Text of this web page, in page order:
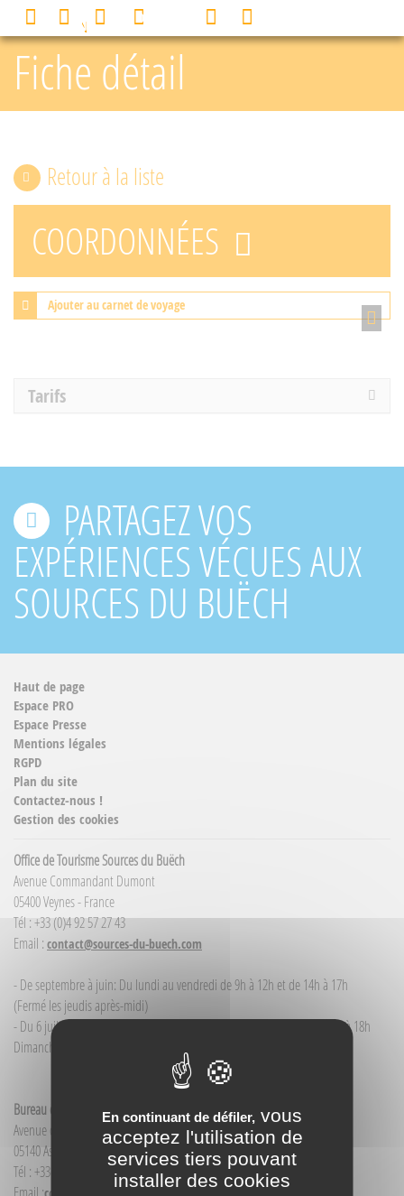
Fiche détail
Retour à la liste
COORDONNÉES
Ajouter au carnet de voyage
Tarifs
PARTAGEZ VOS
EXPÉRIENCES VÉCUES AUX
SOURCES DU BUËCH
Haut de page
Espace PRO
Espace Presse
Mentions légales
RGPD
Plan du site
Contactez-nous !
Gestion des cookies
Office de Tourisme Sources du Buëch
Avenue Commandant Dumont
05400 Veynes - France
Tél : +33 (0)4 92 57 27 43
Email : contact@sources-du-buech.com
- De septembre à juin: Du lundi au vendredi de 9h à 12h et de 14h à 17h
(Fermé les jeudis après-midi)
- Du 6 juillet / au 30 août : du lundi au samedi de 9h à 12h00 et de 14h à 18h
Dimanche et jour férié : 9h à 12h00
Bureau d'Informations touristiques Aspres-sur-Buëch
Avenue de la Gare
05140 Aspres-sur-Buëch - France
Tél : +33(0)4 92 58 68 88
Email :contact@sources-du-buech.com
MENU 0
Panneau de gestion des cookies
En continuant de défiler, vous
acceptez l'utilisation de
services tiers pouvant
installer des cookies